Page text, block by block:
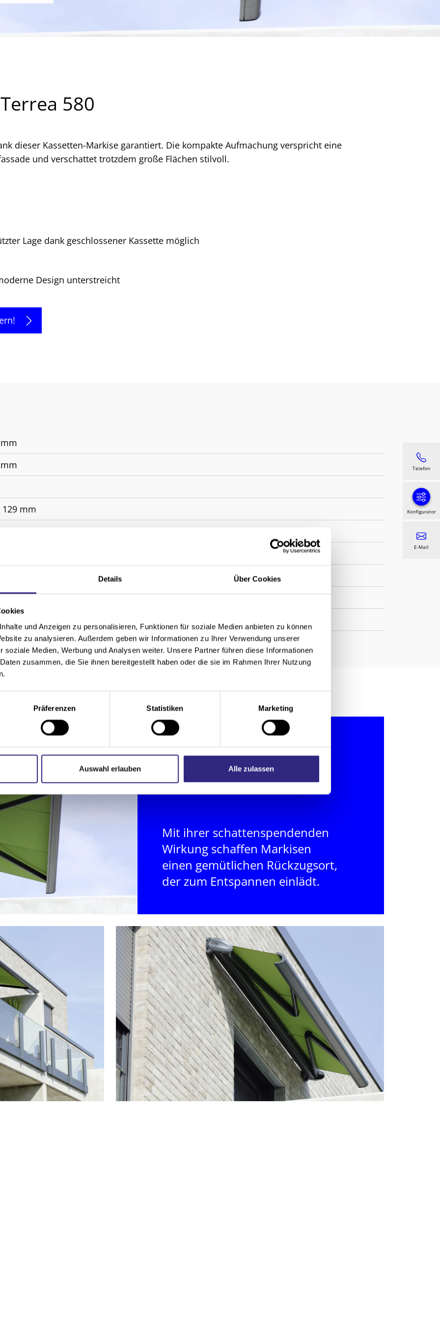
Details Über Cookies
und Anzeigen zu personalisieren, Funktionen für soziale Medien anbieten zu können
zu analysieren. Außerdem geben wir Informationen zu Ihrer Verwendung unserer
soziale Medien, Werbung und Analysen weiter. Unsere Partner führen diese Informationen
zusammen, die Sie ihnen bereitgestellt haben oder die sie im Rahmen Ihrer Nutzung
Präferenzen Statistiken Marketing
Auswahl erlauben Alle zulassen
580
dieser Kassetten-Markise garantiert. Die kompakte Aufmachung verspricht eine
und verschattet trotzdem große Flächen stilvoll.
Lage dank geschlossener Kassette möglich
Design unterstreicht
129 mm
in RAL 9016, RAL 9006, W4916, optional gem. WAREMA Farbwelt
durch Flexband
Weather, Acryl Standard, Soltis 92, Starlight Blue, Twilight Pearl
Mit ihrer schattenspendenden
Wirkung schaffen Markisen
einen gemütlichen Rückzugsort,
der zum Entspannen einlädt.
Telefon
Konfigurator
E-Mail